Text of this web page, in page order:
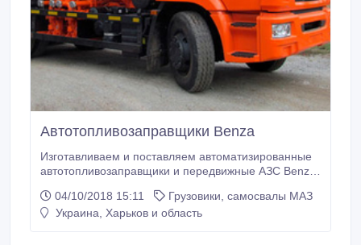
Автотопливозаправщики Benza
Изготавливаем и поставляем автоматизированные
автотопливозаправщики и передвижные АЗС Benza,
учет топлива! Различные объемы моделей на базе
Камаз и МАЗ! Гарантированное качество и
04/10/2018 15:11
Грузовики, самосвалы МАЗ
Украина, Харьков и область